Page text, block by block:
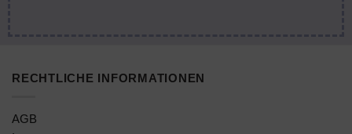
RECHTLICHE INFORMATIONEN
AGB